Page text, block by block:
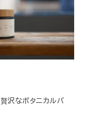
沢なボタニカルバ